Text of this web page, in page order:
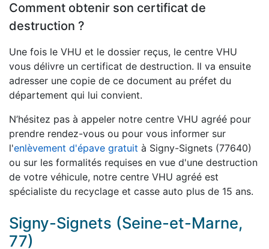
Comment obtenir son certificat de
destruction ?
Une fois le VHU et le dossier reçus, le centre VHU
vous délivre un certificat de destruction. Il va ensuite
adresser une copie de ce document au préfet du
département qui lui convient.
N’hésitez pas à appeler notre centre VHU agréé pour
prendre rendez-vous ou pour vous informer sur
l'enlèvement d'épave gratuit à Signy-Signets (77640)
ou sur les formalités requises en vue d'une destruction
de votre véhicule, notre centre VHU agréé est
spécialiste du recyclage et casse auto plus de 15 ans.
Signy-Signets (Seine-et-Marne,
77)